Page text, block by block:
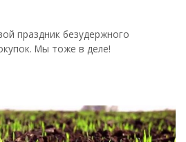
праздник безудержного
Мы тоже в деле!